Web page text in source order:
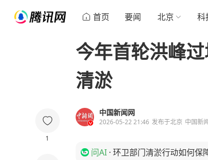
首页 要闻 北京 科
1
今年首轮洪峰
清淤
中国新闻网
2026-05-22 21:46 发布于北京 中国新
问AI · 环卫部门清淤行动如何保